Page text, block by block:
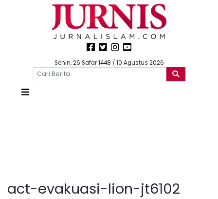
Senin, 26 Safar 1448 / 10 Agustus 2026
act-evakuasi-lion-jt6102